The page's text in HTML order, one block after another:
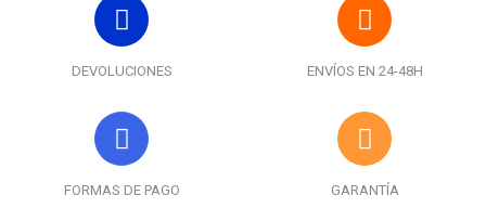
DEVOLUCIONES ENVÍOS EN 24-48H
FORMAS DE PAGO GARANTÍA